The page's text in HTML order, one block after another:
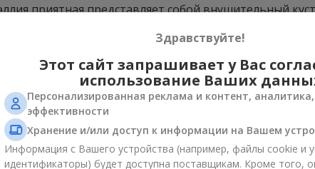
приятная представляет собой внушительный
с гладкой поверхностью. Окантовка листьев
гроздьями. Цветение длительное.
руэллии
Здравствуйте!
Этот сайт запрашивает у Вас
использование Ваших
Персонализированная реклама и контент,
эффективности
Хранение и/или доступ к информации на Вашем
Информация с Вашего устройства (например, файлы cookie и
идентификаторы) будет доступна поставщикам. Кроме того,